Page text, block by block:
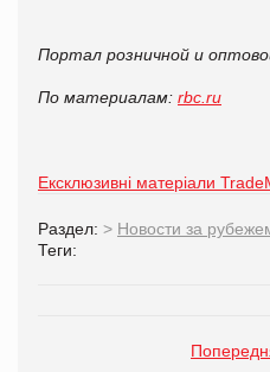
Портал розничной и
По материалам: rbc.ru
Ексклюзивні матеріали
Раздел: > Новости за
Теги: